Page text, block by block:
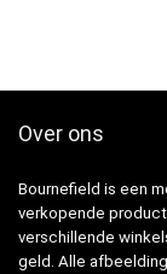
Over ons
Bournefield is een
verkopende
verschillende
geld. Alle